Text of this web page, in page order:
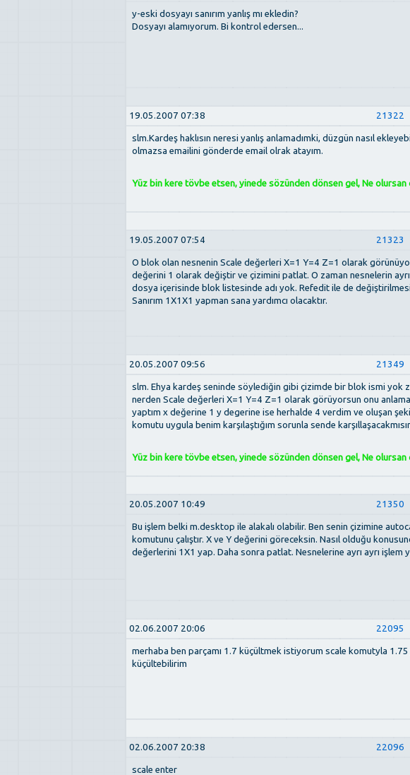
y-eski dosyayı sanırım yanlış mı ekledin?
Dosyayı alamıyorum. Bi kontrol edersen...
19.05.2007 07:38 21322
slm.Kardeş haklısın neresi yanlış anlamadımki, düzgün nasıl
olmazsa emailini gönderde email olrak atayım.
Yüz bin kere tövbe etsen, yinede sözünden dönsen gel, Ne olursan
19.05.2007 07:54 21323
O blok olan nesnenin Scale değerleri X=1 Y=4 Z=1 olarak
değerini 1 olarak değiştir ve çizimini patlat. O zaman nesnelerin
dosya içerisinde blok listesinde adı yok. Refedit ile de
Sanırım 1X1X1 yapman sana yardımcı olacaktır.
20.05.2007 09:56 21349
slm. Ehya kardeş seninde söylediğin gibi çizimde bir blok ismi yok
nerden Scale değerleri X=1 Y=4 Z=1 olarak görüyorsun onu
yaptım x değerine 1 y degerine ise herhalde 4 verdim ve oluşan
komutu uygula benim karşılaştığım sorunla sende
Yüz bin kere tövbe etsen, yinede sözünden dönsen gel, Ne olursan
20.05.2007 10:49 21350
Bu işlem belki m.desktop ile alakalı olabilir. Ben senin çizimine
komutunu çalıştır. X ve Y değerini göreceksin. Nasıl olduğu
değerlerini 1X1 yap. Daha sonra patlat. Nesnelerine ayrı ayrı işlem
02.06.2007 20:06 22095
merhaba ben parçamı 1.7 küçültmek istiyorum scale komutyla 1.75
küçültebilirim
02.06.2007 20:38 22096
scale enter